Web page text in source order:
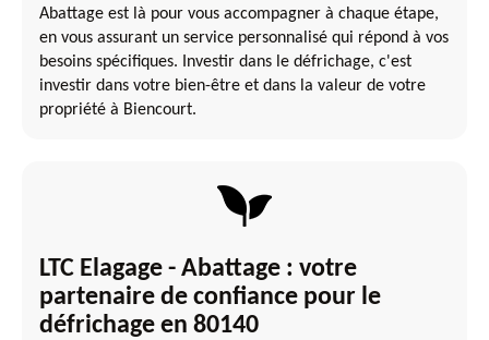
Abattage est là pour vous accompagner à chaque étape,
en vous assurant un service personnalisé qui répond à vos
besoins spécifiques. Investir dans le défrichage, c'est
investir dans votre bien-être et dans la valeur de votre
propriété à Biencourt.
LTC Elagage - Abattage : votre
partenaire de confiance pour le
défrichage en 80140